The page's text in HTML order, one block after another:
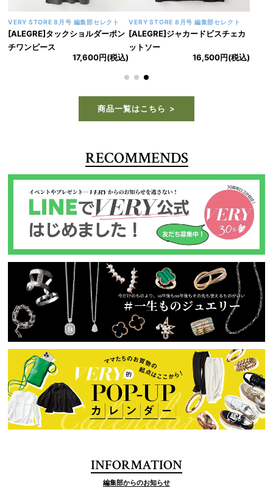
VERY STORE 8月号 編集部セレクト
[ALEGRE]タックショルダーポン
チワンピース
17,600円(税込)
VERY STORE 8月号 編集部セレクト
[ALEGRE]ジャカードビスチェカ
ットソー
16,500円(税込)
商品一覧はこちら
RECOMMENDS
INFORMATION
編集部からのお知らせ